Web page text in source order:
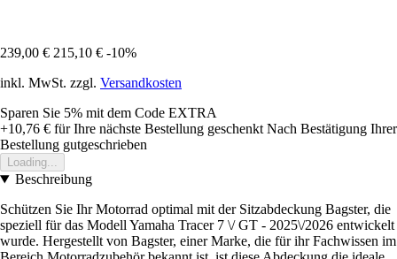
239,00 € 215,10 € -10%
inkl. MwSt. zzgl. Versandkosten
Sparen Sie 5% mit dem Code EXTRA
+10,76 € für Ihre nächste Bestellung geschenkt Nach Bestätigung Ihrer
Bestellung gutgeschrieben
Loading...
Beschreibung
Schützen Sie Ihr Motorrad optimal mit der Sitzabdeckung Bagster, die
speziell für das Modell Yamaha Tracer 7 \/ GT - 2025\/2026 entwickelt
wurde. Hergestellt von Bagster, einer Marke, die für ihr Fachwissen im